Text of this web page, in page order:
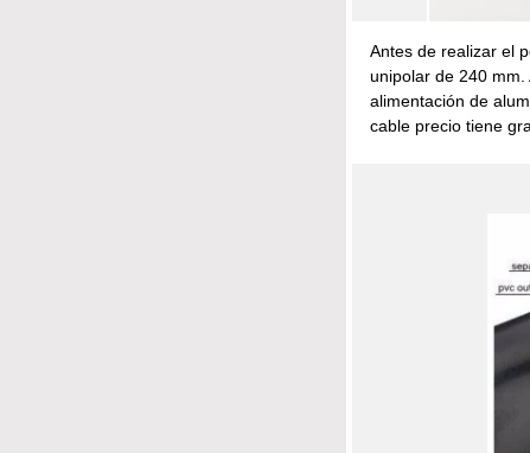
Antes de realizar el
unipolar de 240
alimentación de
cable precio tiene